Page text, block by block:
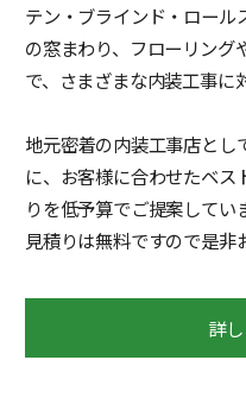
テン・ブラインド・ロール
の窓まわり、フローリング
で、さまざまな内装工事に
地元密着の内装工事店とし
に、お客様に合わせたベ
りを低予算でご提案してい
見積りは無料ですので是非
詳